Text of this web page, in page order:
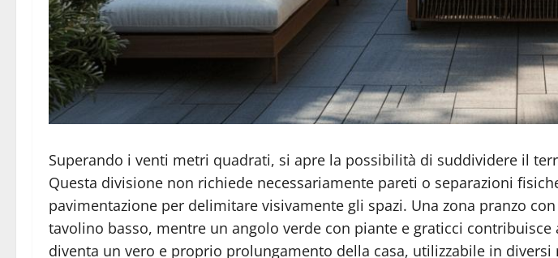
Superando i venti metri quadrati, si apre la possibilità di suddividere il
Questa divisione non richiede necessariamente pareti o separazioni
pavimentazione per delimitare visivamente gli spazi. Una zona pranzo
tavolino basso, mentre un angolo verde con piante e graticci
diventa un vero e proprio prolungamento della casa, utilizzabile in